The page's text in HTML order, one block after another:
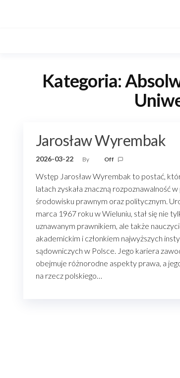
Kategoria:
Jarosław Wyrembak
2026-03-22 By Off
Wstęp Jarosław Wyrembak to postać,
latach zyskała znaczną rozpoznawalność
środowisku prawnym oraz politycznym.
marca 1967 roku w Wieluniu, stał się nie
uznawanym prawnikiem, ale także
akademickim i członkiem najwyższych
sądowniczych w Polsce. Jego kariera
obejmuje różnorodne aspekty prawa, a
na rzecz polskiego…